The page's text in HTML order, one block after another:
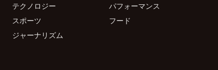
テクノロジー
パフォーマンス
スポーツ
フード
ジャーナリズム